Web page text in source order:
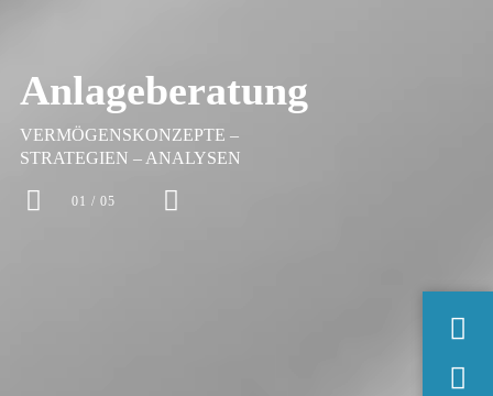
01 / 05
VERMÖGENSKONZEPTE –
STRATEGIEN – ANALYSEN
Anlageberatung